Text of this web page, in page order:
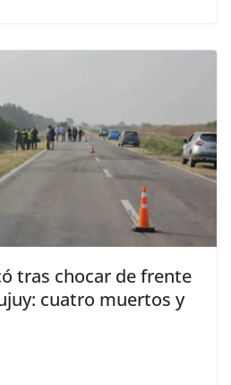
tras chocar de frente
cuatro muertos y